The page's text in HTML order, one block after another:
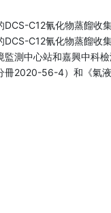
C12氰化物蒸餾收
C12氰化物蒸餾
測中心站和嘉興中科
2020-56-4）和《氣